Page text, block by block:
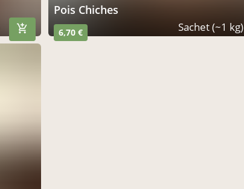
Pois Chiches
6,70 € Sachet (~1 kg)